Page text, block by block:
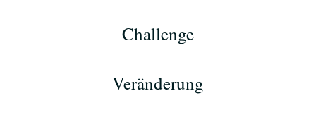
Challenge
Veränderung